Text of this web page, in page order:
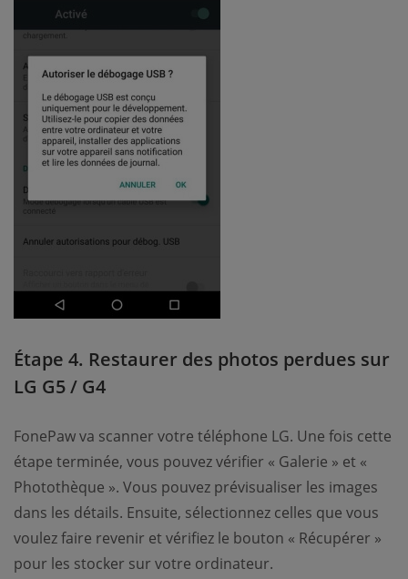
Étape 4. Restaurer des photos perdues sur
LG G5 / G4
FonePaw va scanner votre téléphone LG. Une fois cette
étape terminée, vous pouvez vérifier « Galerie » et «
Photothèque ». Vous pouvez prévisualiser les images
dans les détails. Ensuite, sélectionnez celles que vous
voulez faire revenir et vérifiez le bouton « Récupérer »
pour les stocker sur votre ordinateur.